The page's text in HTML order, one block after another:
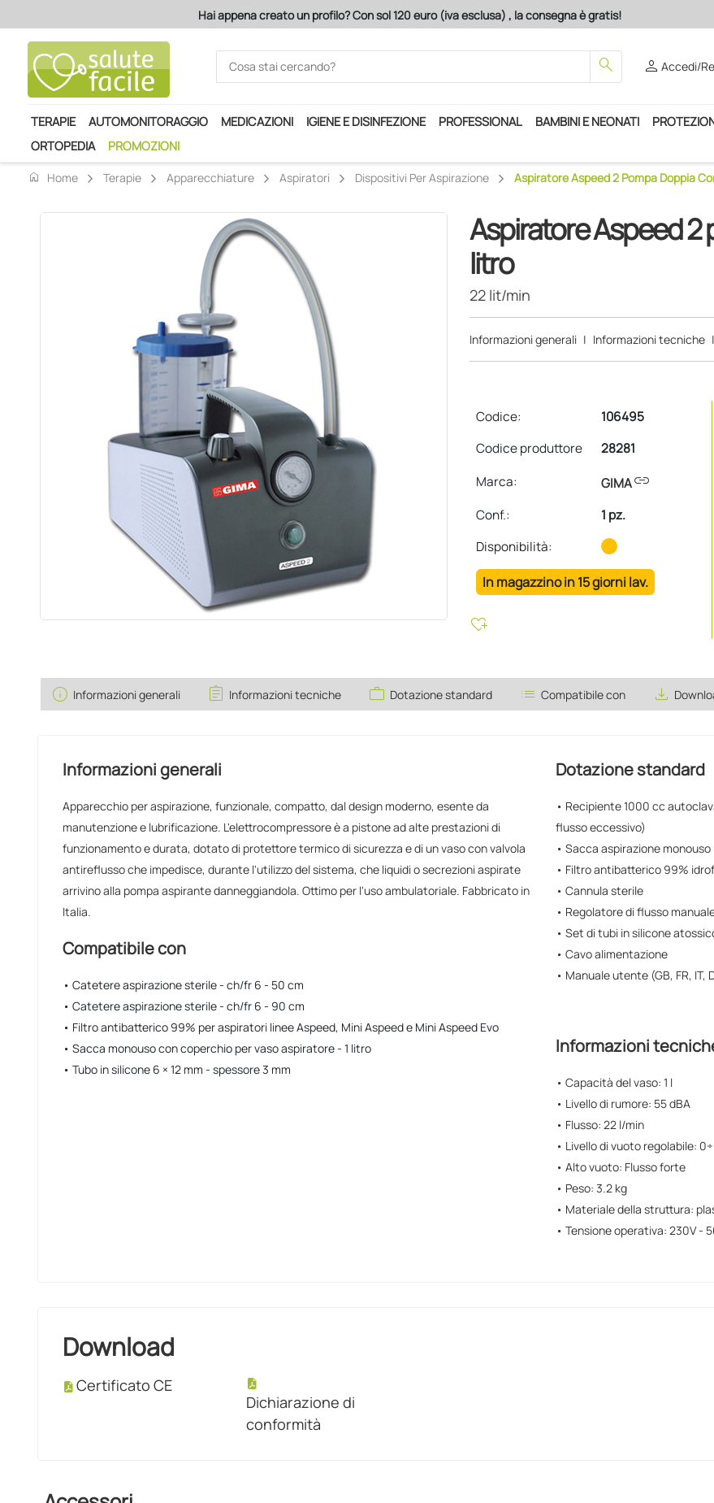
Hai appena creato un profilo? Con sol 120 euro (iva esclusa) , la consegna è gratis!
search personAccedi/
TERAPIE AUTOMONITORAGGIO MEDICAZIONI IGIENE E DISINFEZIONE PROFESSIONAL BAMBINI E NEONATI
ORTOPEDIA
PROMOZIONI
home
Home Terapie Apparecchiature Aspiratori Dispositivi Per Aspirazione Aspiratore Aspeed 2 Pompa Doppia
Aspiratore Aspeed 2
litro
22 lit/min
Informazioni generali | Informazioni tecniche |
Codice:
106495
Codice produttore
28281
Marca:
GIMAlink
Conf.:
1 pz.
Disponibilità:
In magazzino in 15 giorni lav.
heart_plus
info Informazioni generali assignment Informazioni tecniche work Dotazione standard list Compatibile con save_alt
Informazioni generali
Apparecchio per aspirazione, funzionale, compatto, dal design moderno, esente da
manutenzione e lubrificazione. L'elettrocompressore è a pistone ad alte prestazioni di
funzionamento e durata, dotato di protettore termico di sicurezza e di un vaso con valvola
antireflusso che impedisce, durante l'utilizzo del sistema, che liquidi o secrezioni aspirate
arrivino alla pompa aspirante danneggiandola. Ottimo per l'uso ambulatoriale. Fabbricato in
Italia.
Compatibile con
• Catetere aspirazione sterile - ch/fr 6 - 50 cm
• Catetere aspirazione sterile - ch/fr 6 - 90 cm
• Filtro antibatterico 99% per aspiratori linee Aspeed, Mini Aspeed e Mini Aspeed Evo
• Sacca monouso con coperchio per vaso aspiratore - 1 litro
• Tubo in silicone 6 × 12 mm - spessore 3 mm
Dotazione standard
• Recipiente 1000 cc
flusso eccessivo)
• Sacca aspirazione monouso
• Filtro antibatterico 99%
• Cannula sterile
• Regolatore di flusso
• Set di tubi in silicone
• Cavo alimentazione
• Manuale utente (GB, FR, IT,
Informazioni
• Capacità del vaso: 1 l
• Livello di rumore: 55 dBA
• Flusso: 22 l/min
• Livello di vuoto regolabile:
• Alto vuoto: Flusso forte
• Peso: 3.2 kg
• Materiale della struttura:
• Tensione operativa: 230V -
Download
Certificato CE
Dichiarazione di
conformità